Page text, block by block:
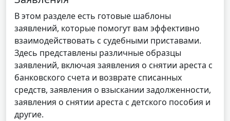
В этом разделе есть готовые шаблоны
заявлений, которые помогут вам эффективно
взаимодействовать с судебными приставами.
Здесь представлены различные образцы
заявлений, включая заявления о снятии ареста с
банковского счета и возврате списанных
средств, заявления о взыскании задолженности,
заявления о снятии ареста с детского пособия и
другие.